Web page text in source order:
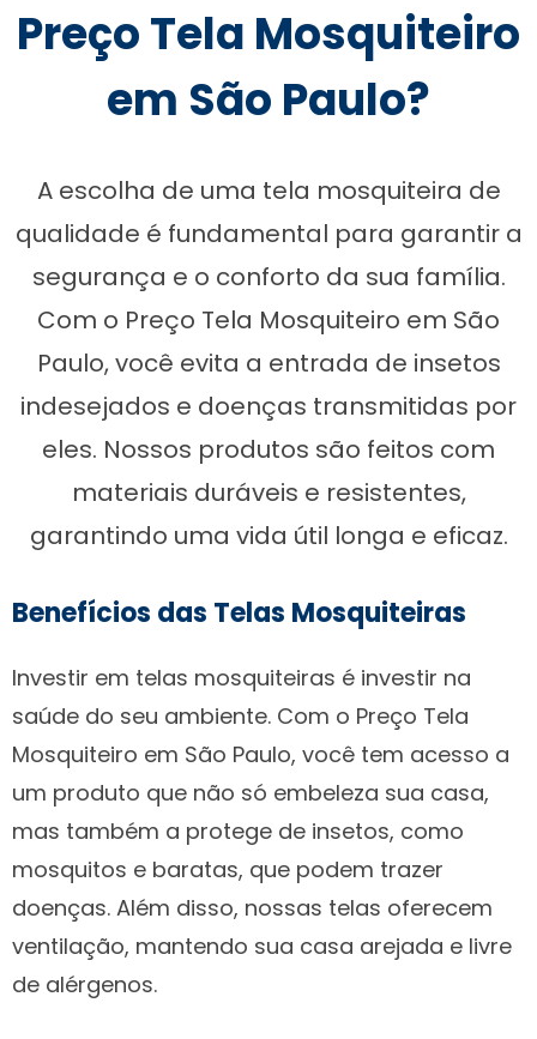
Preço Tela Mosquiteiro
em São Paulo?
A escolha de uma tela mosquiteira de
qualidade é fundamental para garantir a
segurança e o conforto da sua família.
Com o Preço Tela Mosquiteiro em São
Paulo, você evita a entrada de insetos
indesejados e doenças transmitidas por
eles. Nossos produtos são feitos com
materiais duráveis e resistentes,
garantindo uma vida útil longa e eficaz.
Benefícios das Telas Mosquiteiras
Investir em telas mosquiteiras é investir na
saúde do seu ambiente. Com o Preço Tela
Mosquiteiro em São Paulo, você tem acesso a
um produto que não só embeleza sua casa,
mas também a protege de insetos, como
mosquitos e baratas, que podem trazer
doenças. Além disso, nossas telas oferecem
ventilação, mantendo sua casa arejada e livre
de alérgenos.